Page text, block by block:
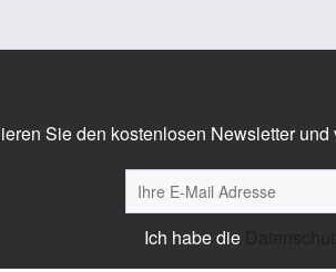
Sie den kostenlosen Newsletter
Ich habe die